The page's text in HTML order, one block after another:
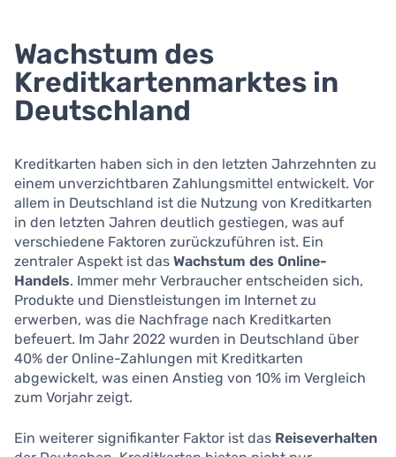
Wachstum des
Kreditkartenmarktes in
Deutschland
Kreditkarten haben sich in den letzten Jahrzehnten zu
einem unverzichtbaren Zahlungsmittel entwickelt. Vor
allem in Deutschland ist die Nutzung von Kreditkarten
in den letzten Jahren deutlich gestiegen, was auf
verschiedene Faktoren zurückzuführen ist. Ein
zentraler Aspekt ist das Wachstum des Online-
Handels. Immer mehr Verbraucher entscheiden sich,
Produkte und Dienstleistungen im Internet zu
erwerben, was die Nachfrage nach Kreditkarten
befeuert. Im Jahr 2022 wurden in Deutschland über
40% der Online-Zahlungen mit Kreditkarten
abgewickelt, was einen Anstieg von 10% im Vergleich
zum Vorjahr zeigt.
Ein weiterer signifikanter Faktor ist das Reiseverhalten